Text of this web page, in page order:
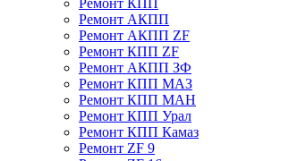
Ремонт КПП
Ремонт АКПП
Ремонт АКПП ZF
Ремонт КПП ZF
Ремонт АКПП ЗФ
Ремонт КПП МАЗ
Ремонт КПП МАН
Ремонт КПП Урал
Ремонт КПП Камаз
Ремонт ZF 9